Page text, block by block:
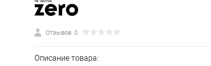
Отзывов: 0
Описание товара: